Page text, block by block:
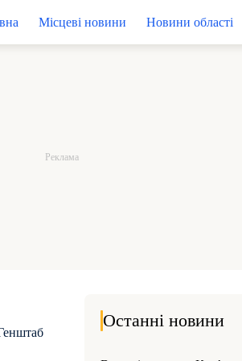
Місцеві новини Новини області
Останні новини